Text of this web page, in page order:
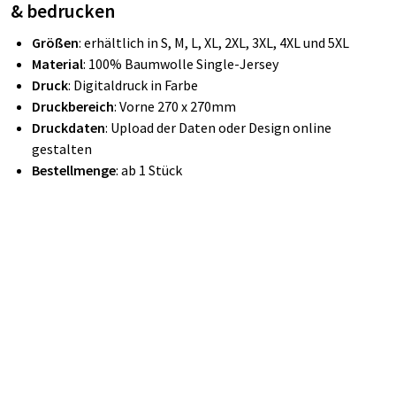
& bedrucken
Größen: erhältlich in S, M, L, XL, 2XL, 3XL, 4XL und 5XL
Material: 100% Baumwolle Single-Jersey
Druck: Digitaldruck in Farbe
Druckbereich: Vorne 270 x 270mm
Druckdaten: Upload der Daten oder Design online
gestalten
Bestellmenge: ab 1 Stück